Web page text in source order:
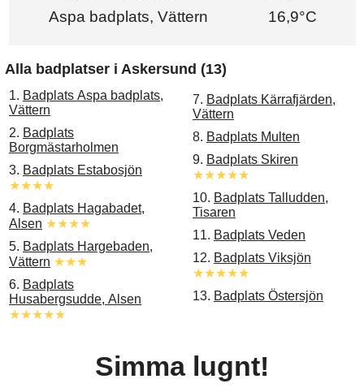
Aspa badplats, Vättern
16,9°C
Alla badplatser i Askersund (13)
1. Badplats Aspa badplats,
Vättern
2. Badplats
Borgmästarholmen
3. Badplats Estabosjön
★★★★
4. Badplats Hagabadet,
Alsen ★★★★
5. Badplats Hargebaden,
Vättern ★★★
6. Badplats
Husabergsudde, Alsen
★★★★★
7. Badplats Kärrafjärden,
Vättern
8. Badplats Multen
9. Badplats Skiren
★★★★★
10. Badplats Talludden,
Tisaren
11. Badplats Veden
12. Badplats Viksjön
★★★★★
13. Badplats Östersjön
Simma lugnt!